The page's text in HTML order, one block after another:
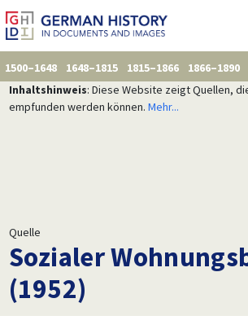
1500–1648 1648–1815 1815–1866 1866–1890
Inhaltshinweis: Diese Website zeigt Quellen,
empfunden werden können. Mehr...
Quelle
Sozialer
(1952)